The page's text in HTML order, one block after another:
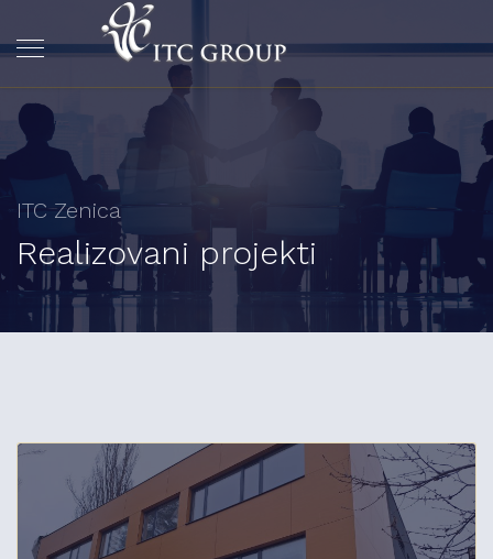
ITC Zenica
Realizovani projekti